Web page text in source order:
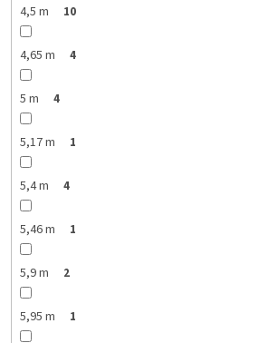
4,5 m 10
4,65 m 4
5 m 4
5,17 m 1
5,4 m 4
5,46 m 1
5,9 m 2
5,95 m 1